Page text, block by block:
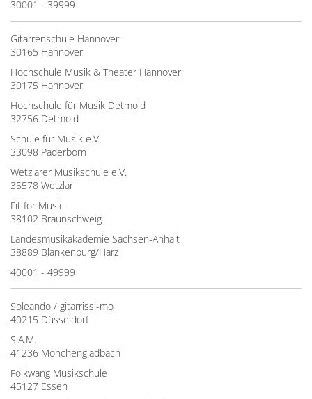
30001 - 39999
Gitarrenschule Hannover
30165 Hannover
Hochschule Musik & Theater Hannover
30175 Hannover
Hochschule für Musik Detmold
32756 Detmold
Schule für Musik e.V.
33098 Paderborn
Wetzlarer Musikschule e.V.
35578 Wetzlar
Fit for Music
38102 Braunschweig
Landesmusikakademie Sachsen-Anhalt
38889 Blankenburg/Harz
40001 - 49999
Soleando / gitarrissi-mo
40215 Düsseldorf
S.A.M.
41236 Mönchengladbach
Folkwang Musikschule
45127 Essen